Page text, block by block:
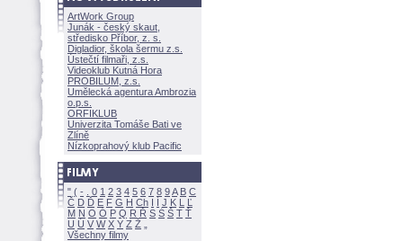
ArtWork Group
Junák - český skaut,
středisko Příbor, z. s.
Digladior, škola šermu z.s.
Ústečtí filmaři, z.s.
Videoklub Kutná Hora
PROBILUM, z.s.
Umělecká agentura Ambrozia
o.p.s.
ORFIKLUB
Univerzita Tomáše Bati ve
Zlíně
Nízkoprahový klub Pacific
" ( - 0 1 2 3 4 5 6 7 8 9A B C
Č D Ď E F G H Ch I Í J K L
Ľ
M N O Ó P Q R Ř S Ś T Ť
U Ú V W X Y Z
Všechny filmy